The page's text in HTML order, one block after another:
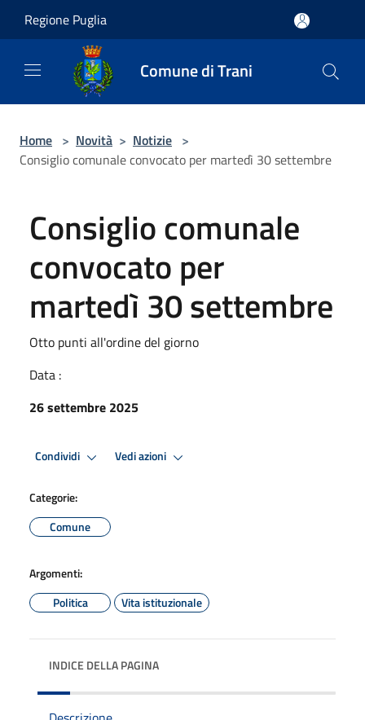
Regione Puglia
Comune di Trani
Home > Novità > Notizie >
Consiglio comunale convocato per martedì 30 settembre
Consiglio comunale
convocato per
martedì 30 settembre
Otto punti all'ordine del giorno
Data :
26 settembre 2025
Condividi Vedi azioni
Categorie:
Comune
Argomenti:
Politica
Vita istituzionale
INDICE DELLA PAGINA